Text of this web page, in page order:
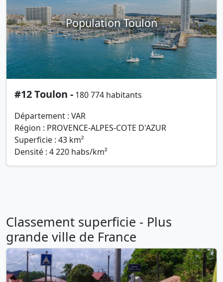
Population Toulon
#12 Toulon - 180 774 habitants
Département : VAR
Région : PROVENCE-ALPES-COTE D'AZUR
Superficie : 43 km²
Densité : 4 220 habs/km²
Classement superficie - Plus
grande ville de France